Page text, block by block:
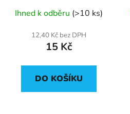
Ihned k odběru (>10 ks)
12,40 Kč bez DPH
15 Kč
DO KOŠÍKU